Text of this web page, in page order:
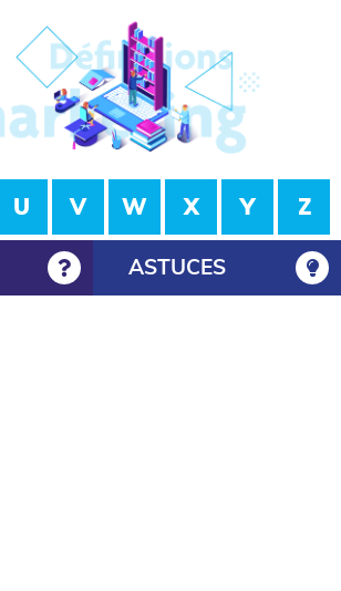
U V W X Y Z
ASTUCES